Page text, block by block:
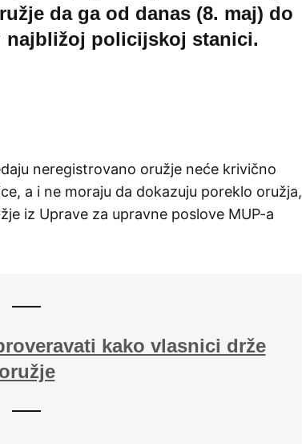
da ga od danas (8. maj) do
najbližoj policijskoj stanici.
neregistrovano oružje neće krivično
a i ne moraju da dokazuju poreklo oružja,
iz Uprave za upravne poslove MUP-a
kako vlasnici drže
oružje